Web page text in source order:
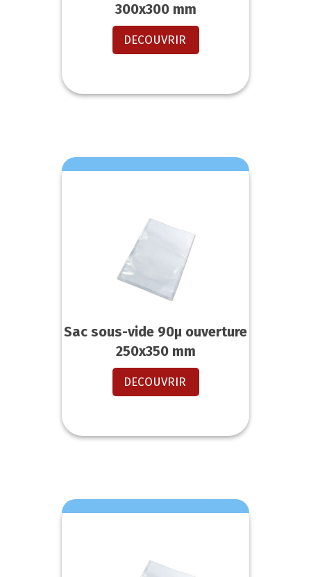
300x300 mm
DECOUVRIR
Sac sous-vide 90µ ouverture
250x350 mm
DECOUVRIR